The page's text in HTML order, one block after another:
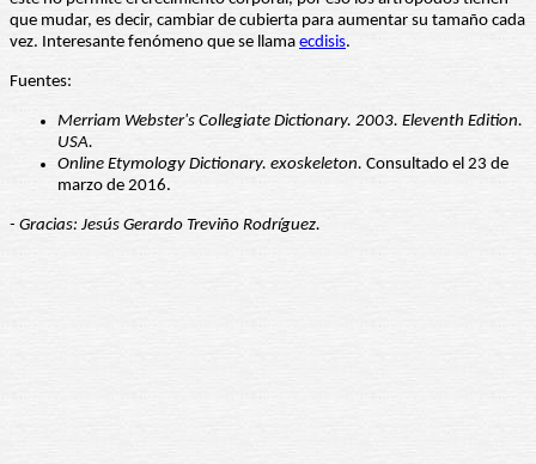
que mudar, es decir, cambiar de cubierta para aumentar su tamaño cada
vez. Interesante fenómeno que se llama ecdisis.
Fuentes:
Merriam Webster's Collegiate Dictionary. 2003. Eleventh Edition.
USA.
Online Etymology Dictionary. exoskeleton. Consultado el 23 de
marzo de 2016.
- Gracias: Jesús Gerardo Treviño Rodríguez.